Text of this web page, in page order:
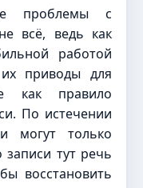
проблемы с
всё, ведь как
работой
приводы для
как правило
По истечении
могут только
тут речь
восстановить